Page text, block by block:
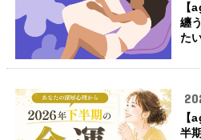
【
纏
た
【
半